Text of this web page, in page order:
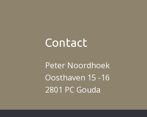
Contact
Peter Noordhoek
Oosthaven 15 -16
2801 PC Gouda